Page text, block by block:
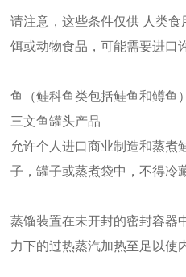
请注意，这些条件仅供 人类
饵或动物食品，可能需要进口
鱼（鲑科鱼类包括鲑鱼和鳟鱼）
三文鱼罐头产品
允许个人进口商业制造和蒸煮
子，罐子或蒸煮袋中，不得冷
蒸馏装置在未开封的密封容器
力下的过热蒸汽加热至足以使